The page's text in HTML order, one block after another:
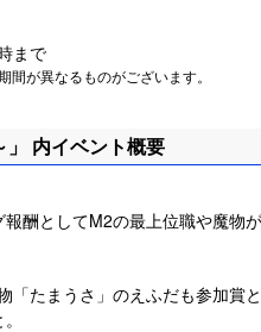
まで
が異なるものがございます。
内イベント概要
酬としてM2の最上位職や魔物
「たまうさ」のえふだも参加賞